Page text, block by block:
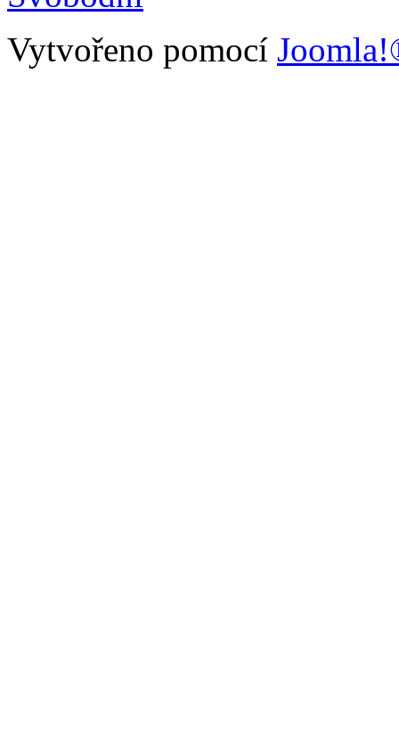
Vytvořeno pomocí